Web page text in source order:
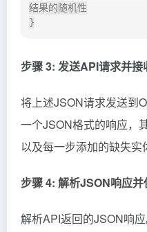
结果的随机性
步骤 3: 发送API请求并
将上述JSON请求发送到
一个JSON格式的响应，
以及每一步添加的缺失实
步骤 4: 解析JSON响应
解析API返回的JSON响